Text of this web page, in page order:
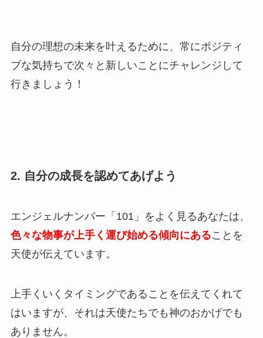
自分の理想の未来を叶えるために、常にポジティ
ブな気持ちで次々と新しいことにチャレンジして
行きましょう！
2. 自分の成長を認めてあげよう
エンジェルナンバー「101」をよく見るあなたは、
色々な物事が上手く運び始める傾向にあることを
天使が伝えています。
上手くいくタイミングであることを伝えてくれて
はいますが、それは天使たちでも神のおかげでも
ありません。